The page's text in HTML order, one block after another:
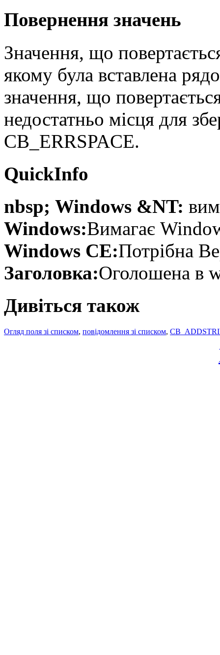
Повернення значень
Значення, що
якому була вставлена
значення, що
недостатньо місця для
CB_ERRSPACE.
QuickInfo
nbsp; Windows &NT:
Windows:Вимагає
Windows CE:Потрібна
Заголовка:Оголошена в
Дивіться також
Огляд поля зі списком, повідомлення зі списком,